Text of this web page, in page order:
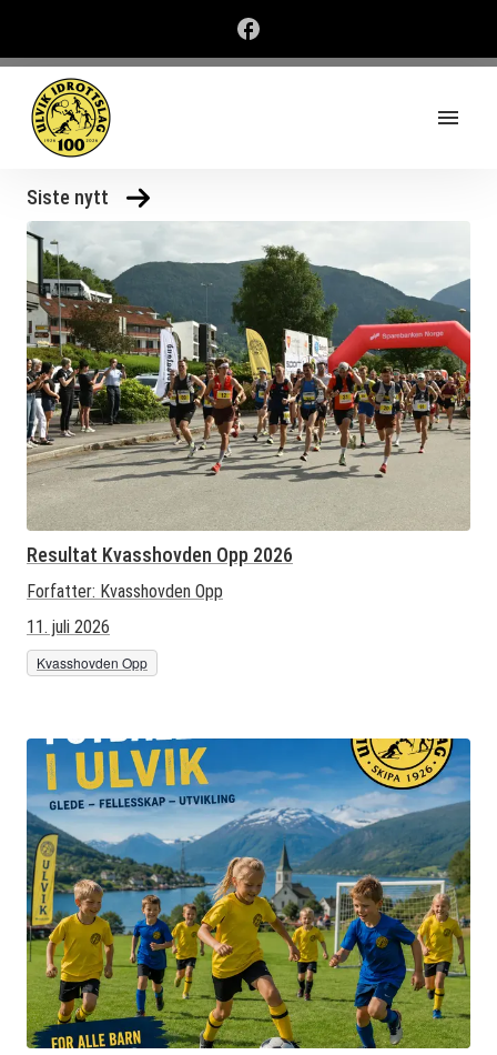
Siste nytt
Resultat Kvasshovden Opp 2026
Forfatter: Kvasshovden Opp
11. juli 2026
Kvasshovden Opp